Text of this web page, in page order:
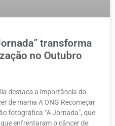
transforma
no Outubro
destaca a importância do
de mama A ONG Recomeçar
fotográfica “A Jornada”, que
enfrentaram o câncer de